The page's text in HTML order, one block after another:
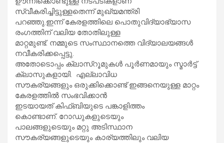
സ്വീകരിച്ചിട്ടുള്ളതെന്ന് മുഖ്യമന്ത്രി
പറഞ്ഞു.ഇന്ന് കേരളത്തിലെ പൊതുവിദ്യാഭ്യാസ
രംഗത്തിന് വലിയ തോതിലുള്ള
മാറ്റമുണ്ട്. നമ്മുടെ സംസ്ഥാനത്തെ വിദ്യാലയങ്ങൾ
നവീകരിക്കപ്പെട്ടു.
അതോടൊപ്പം ക്ലാസ്റൂമുകൾ പൂർണമായും സ്മാർട്ട്
ക്ലാസുകളായി. എല്ലാവിധ
സൗകര്യങ്ങളും ഒരുക്കിക്കൊണ്ട് ഇങ്ങനെയുള്ള മാറ്റം
കേരളത്തിൽ സംഭവിക്കാൻ
ഇടയായത് കിഫ്ബിയുടെ പങ്കാളിത്തം
കൊണ്ടാണ്. റോഡുകളുടെയും
പാലങ്ങളുടെയും മറ്റു അടിസ്ഥാന
സൗകര്യങ്ങളുടെയും കാര്യത്തിലും വലിയ